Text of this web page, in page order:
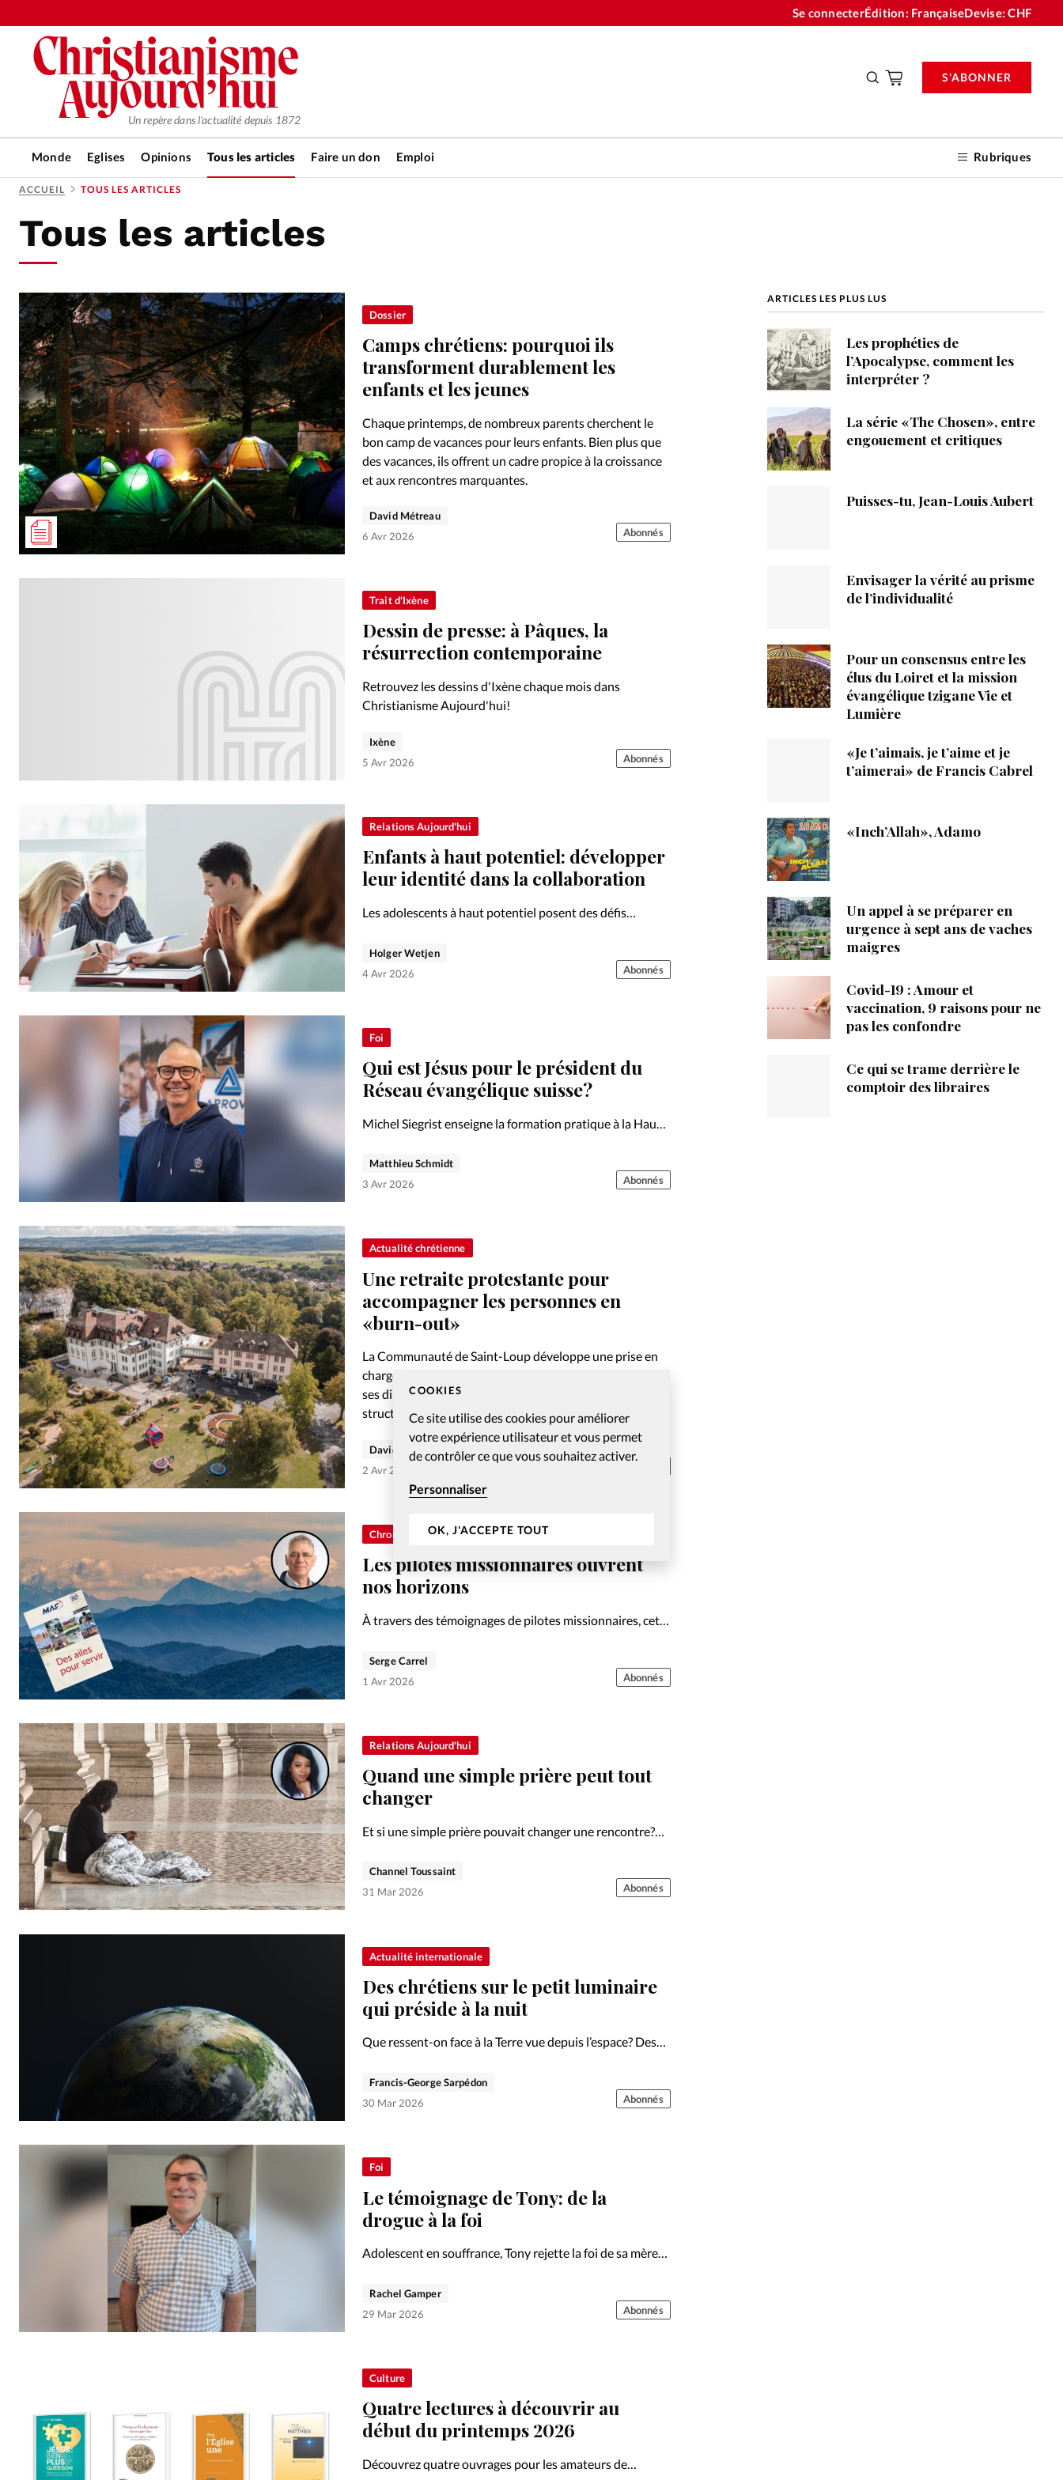
COOKIES
Ce site utilise des cookies pour améliorer
votre expérience utilisateur et vous permet
de contrôler ce que vous souhaitez activer.
Personnaliser
OK, J'ACCEPTE TOUT
Se connecterÉdition: FrançaiseDevise:CHF
Un repère dans l'actualité depuis 1872
Monde Eglises Opinions Tous les articles Faire un don Emploi Rubriques
S'ABONNER
RUBRIQUES
Tous les articles
Actualité internationale
Chronique
Culture
Dossier Eglises
Foi
Génération réveil
Monde
Opinions
Publireportage
Relations Aujourd'hui
Société
Tour du monde des Eglises
Trait d'Ixène
Vécu Vie Intérieure
La rédaction
Changemement d'adresse
ACCUEIL TOUS LES ARTICLES
Tous les articles
Dossier
Camps chrétiens: pourquoi ils
transforment durablement les
enfants et les jeunes
Chaque printemps, de nombreux parents cherchent le
bon camp de vacances pour leurs enfants. Bien plus que
des vacances, ils offrent un cadre propice à la croissance
et aux rencontres marquantes.
David Métreau
6 Avr 2026
Abonnés
Trait d'Ixène
Dessin de presse: à Pâques, la
résurrection contemporaine
Retrouvez les dessins d'Ixène chaque mois dans
Christianisme Aujourd'hui!
Ixène
5 Avr 2026
Abonnés
Relations Aujourd'hui
Enfants à haut potentiel: développer
leur identité dans la collaboration
Les adolescents à haut potentiel posent des défis
relationnel adapté peuvent-ils transformer leurs
difficultés en ressources?
Holger Wetjen
4 Avr 2026
Abonnés
Foi
Qui est Jésus pour le président du
Réseau évangélique suisse?
Michel Siegrist enseigne la formation pratique à la Haute
ad interim du Réseau évangélique suisse et syndic
(maire) de la commune de Grancy.
Matthieu Schmidt
3 Avr 2026
Abonnés
Actualité chrétienne
Une retraite protestante pour
accompagner les personnes en
«burn-out»
La Communauté de Saint-Loup développe une prise en
charge du burn-out centrée sur la personne dans toutes
ses dimensions. Un programme qui propose une réponse
structurée à un enjeu de santé publique croissant.
David Métreau
2 Avr 2026
Chronique
Les pilotes missionnaires ouvrent
nos horizons
À travers des témoignages de pilotes missionnaires, cet
dans des engagements concrets et exigeants, bien au-
delà de nos frontières.
Serge Carrel
1 Avr 2026
Abonnés
Relations Aujourd'hui
Quand une simple prière peut tout
changer
Et si une simple prière pouvait changer une rencontre?
inconnu peut transformer une vie — parfois des deux
côtés.
Channel Toussaint
31 Mar 2026
Abonnés
Actualité internationale
Des chrétiens sur le petit luminaire
qui préside à la nuit
Que ressent-on face à la Terre vue depuis l’espace? Des
la fois la science, la foi et notre responsabilité envers la
planète.
Francis-George Sarpédon
30 Mar 2026
Abonnés
Foi
Le témoignage de Tony: de la
drogue à la foi
Adolescent en souffrance, Tony rejette la foi de sa mère
témoignage raconte comment la foi chrétienne l’a libéré
de la drogue et du désespoir.
Rachel Gamper
29 Mar 2026
Abonnés
Culture
Quatre lectures à découvrir au
début du printemps 2026
Découvrez quatre ouvrages pour les amateurs de
ARTICLES LES PLUS LUS
Les prophéties de
l’Apocalypse, comment les
interpréter ?
La série «The Chosen», entre
engouement et critiques
Puisses-tu, Jean-Louis Aubert
Envisager la vérité au prisme
de l’individualité
Pour un consensus entre les
élus du Loiret et la mission
évangélique tzigane Vie et
Lumière
«Je t’aimais, je t’aime et je
t’aimerai» de Francis Cabrel
«Inch’Allah», Adamo
Un appel à se préparer en
urgence à sept ans de vaches
maigres
Covid-19 : Amour et
vaccination, 9 raisons pour ne
pas les confondre
Ce qui se trame derrière le
comptoir des libraires